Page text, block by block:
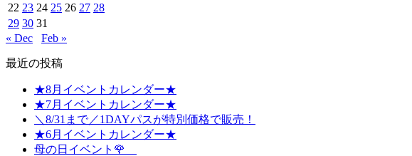
22 23 24 25 26 27 28
29 30 31
« Dec
Feb »
最近の投稿
★8月イベントカレンダー★
★7月イベントカレンダー★
＼8/31まで／1DAYパスが特別価格で販売！
★6月イベントカレンダー★
母の日イベント🌹